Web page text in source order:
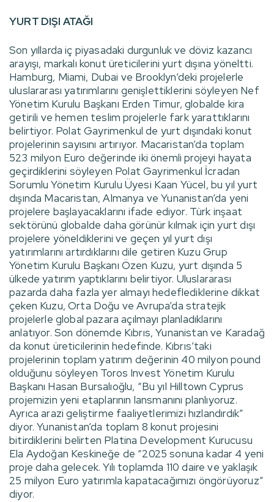
YURT DIŞI ATAĞI
Son yıllarda iç piyasadaki durgunluk ve döviz kazancı
arayışı, markalı konut üreticilerini yurt dışına yöneltti.
Hamburg, Miami, Dubai ve Brooklyn’deki projelerle
uluslararası yatırımlarını genişlettiklerini söyleyen Nef
Yönetim Kurulu Başkanı Erden Timur, globalde kira
getirili ve hemen teslim projelerle fark yarattıklarını
belirtiyor. Polat Gayrimenkul de yurt dışındaki konut
projelerinin sayısını artırıyor. Macaristan’da toplam
523 milyon Euro değerinde iki önemli projeyi hayata
geçirdiklerini söyleyen Polat Gayrimenkul İcradan
Sorumlu Yönetim Kurulu Üyesi Kaan Yücel, bu yıl yurt
dışında Macaristan, Almanya ve Yunanistan’da yeni
projelere başlayacaklarını ifade ediyor. Türk inşaat
sektörünü globalde daha görünür kılmak için yurt dışı
projelere yöneldiklerini ve geçen yıl yurt dışı
yatırımlarını artırdıklarını dile getiren Kuzu Grup
Yönetim Kurulu Başkanı Özen Kuzu, yurt dışında 5
ülkede yatırım yaptıklarını belirtiyor. Uluslararası
pazarda daha fazla yer almayı hedeflediklerine dikkat
çeken Kuzu, Orta Doğu ve Avrupa’da stratejik
projelerle global pazara açılmayı planladıklarını
anlatıyor. Son dönemde Kıbrıs, Yunanistan ve Karadağ
da konut üreticilerinin hedefinde. Kıbrıs’taki
projelerinin toplam yatırım değerinin 40 milyon pound
olduğunu söyleyen Toros Invest Yönetim Kurulu
Başkanı Hasan Bursalıoğlu, “Bu yıl Hilltown Cyprus
projemizin yeni etaplarının lansmanını planlıyoruz.
Ayrıca arazi geliştirme faaliyetlerimizi hızlandırdık”
diyor. Yunanistan’da toplam 8 konut projesini
bitirdiklerini belirten Platina Development Kurucusu
Ela Aydoğan Keskineğe de “2025 sonuna kadar 4 yeni
proje daha gelecek. Yılı toplamda 110 daire ve yaklaşık
25 milyon Euro yatırımla kapatacağımızı öngörüyoruz”
diyor.